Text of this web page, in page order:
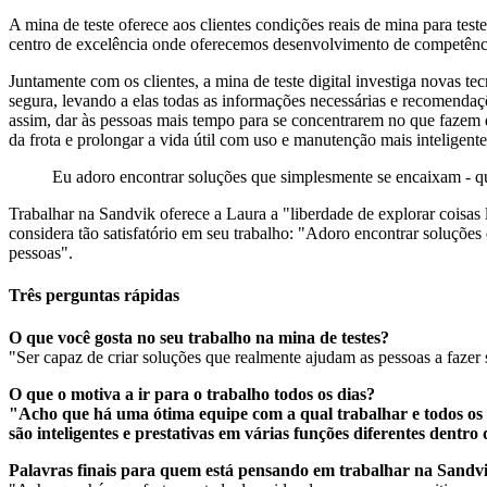
A mina de teste oferece aos clientes condições reais de mina para
centro de excelência onde oferecemos desenvolvimento de
Juntamente com os clientes, a mina de teste digital investiga novas
segura, levando a elas todas as informações necessárias e
assim, dar às pessoas mais tempo para se concentrarem no que
da frota e prolongar a vida útil com uso e manutenção mais
Eu adoro encontrar soluções que simplesmente se encaixam -
Trabalhar na Sandvik oferece a Laura a "liberdade de explorar
considera tão satisfatório em seu trabalho: "Adoro encontrar
pessoas".
Três perguntas rápidas
O que você gosta no seu trabalho na mina de testes?
"Ser capaz de criar soluções que realmente ajudam as pessoas a
O que o motiva a ir para o trabalho todos os dias?
"Acho que há uma ótima equipe com a qual trabalhar e todos
são inteligentes e prestativas em várias funções diferentes
Palavras finais para quem está pensando em trabalhar na